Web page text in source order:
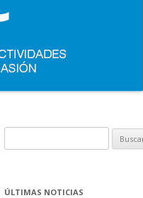
u
c
ÚLTIMAS NOTICIAS